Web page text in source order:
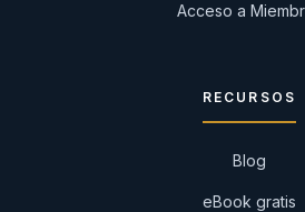
Acceso a
RECURSOS
Blog
eBook gratis